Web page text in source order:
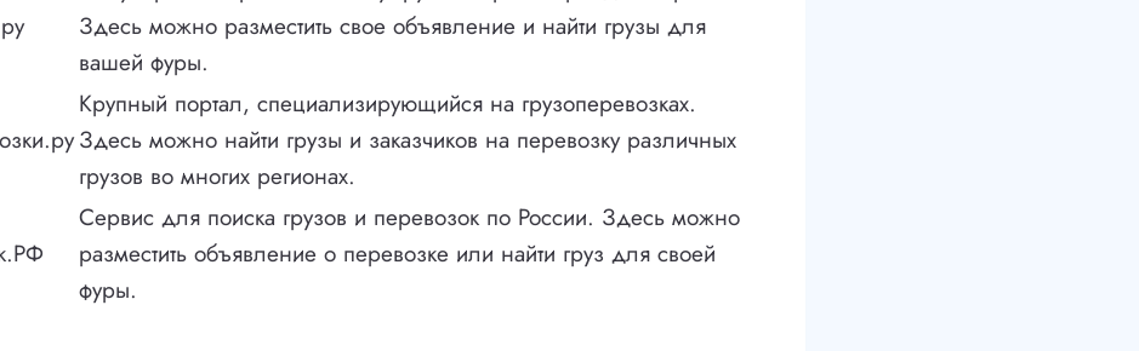
Здесь можно разместить свое объявление и найти грузы для
вашей фуры.
Крупный портал, специализирующийся на грузоперевозках.
Здесь можно найти грузы и заказчиков на перевозку различных
грузов во многих регионах.
Сервис для поиска грузов и перевозок по России. Здесь можно
разместить объявление о перевозке или найти груз для своей
фуры.